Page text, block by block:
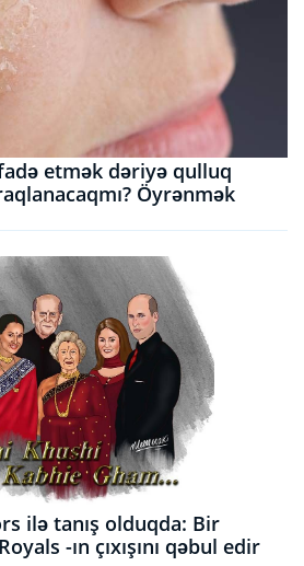
etmək dəriyə qulluq
Öyrənmək
ilə tanış olduqda: Bir
-ın çıxışını qəbul edir